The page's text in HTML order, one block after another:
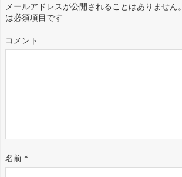
メールアドレスが公開されることはありません。
は必須項目です
コメント
名前 *